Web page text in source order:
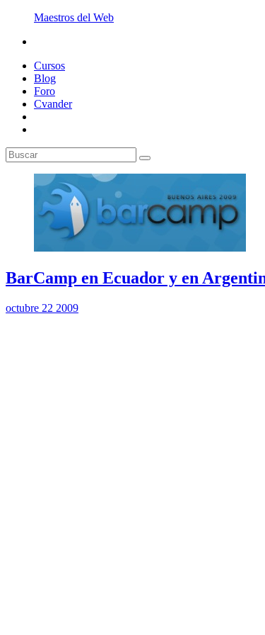
Maestros del Web
Cursos
Blog
Foro
Cvander
BarCamp en Ecuador y en
octubre 22 2009